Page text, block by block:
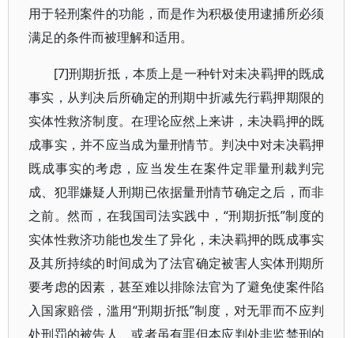
用于轻刑案件的功能，而是作为积极使用逮捕所必须
满足的条件而被理解和适用。
[7]刑期折抵，本质上是一种针对未决羁押的既成
事实，从判决后所确定的刑期中折减先行羁押期限的
实体性救济制度。在理论应然上来讲，未决羁押的既
成事实，并不应当成为量刑情节。判决中对未决羁押
既成事实的考虑，应当发生在案件定罪量刑裁判完
成、犯罪嫌疑人刑期已依据量刑情节确定之后，而非
之前。然而，在我国司法实践中，“刑期折抵”制度的
实体性救济功能也发生了异化，未决羁押的既成事实
及其所持续的时间成为了法官确定被害人实体刑期所
要考虑的因素，甚至难以排除法官为了避免使案件陷
入国家赔偿，滥用“刑期折抵”制度，对无罪而不应判
处刑罚的被告人、或者虽有罪但本应判处非监禁刑的